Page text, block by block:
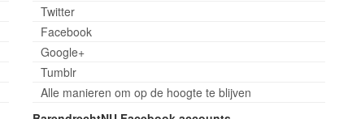
Twitter
Facebook
Google+
Tumblr
Alle manieren om op de hoogte te blijven